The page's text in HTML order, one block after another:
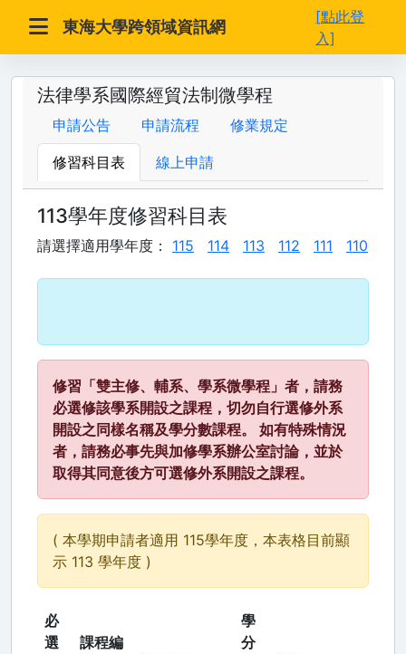
東海大學跨領域資訊網
[點此登
入]
法律學系國際經貿法制微學程
申請公告 申請流程 修業規定
修習科目表 線上申請
113學年度修習科目表
請選擇適用學年度： 115 114 113 112 111 110
修習「雙主修、輔系、學系微學程」者，請務
必選修該學系開設之課程，切勿自行選修外系
開設之同樣名稱及學分數課程。 如有特殊情況
者，請務必事先與加修學系辦公室討論，並於
取得其同意後方可選修外系開設之課程。
( 本學期申請者適用 115學年度，本表格目前顯
示 113 學年度 )
必
選
課程編
學
分